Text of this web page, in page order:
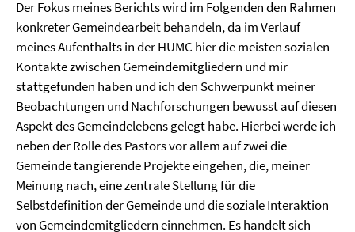
Der Fokus meines Berichts wird im Folgenden den Rahmen
konkreter Gemeindearbeit behandeln, da im Verlauf
meines Aufenthalts in der HUMC hier die meisten sozialen
Kontakte zwischen Gemeindemitgliedern und mir
stattgefunden haben und ich den Schwerpunkt meiner
Beobachtungen und Nachforschungen bewusst auf diesen
Aspekt des Gemeindelebens gelegt habe. Hierbei werde ich
neben der Rolle des Pastors vor allem auf zwei die
Gemeinde tangierende Projekte eingehen, die, meiner
Meinung nach, eine zentrale Stellung für die
Selbstdefinition der Gemeinde und die soziale Interaktion
von Gemeindemitgliedern einnehmen. Es handelt sich